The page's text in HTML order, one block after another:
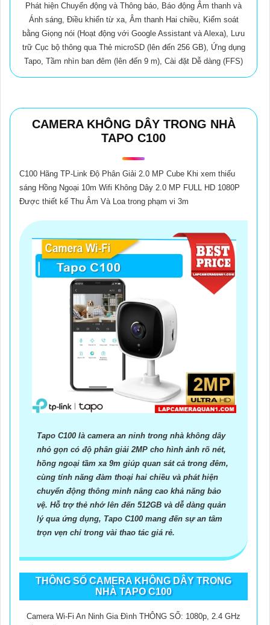
Phát hiện Chuyển động và Thông báo, Báo động Âm thanh và
Ánh sáng, Điều khiển từ xa, Âm thanh Hai chiều, Kiểm soát
bằng Giọng nói (Hoạt động với Google Assistant và Alexa), Lưu
trữ Cục bộ thông qua Thẻ microSD (lên đến 256 GB), Ứng dụng
Tapo, Tầm nhìn ban đêm (lên đến 9 m), Cài đặt Dễ dàng (FFS)
CAMERA KHÔNG DÂY TRONG NHÀ
TAPO C100
C100 Hãng TP-Link Độ Phân Giải 2.0 MP Cube Khi xem thiếu
sáng Hồng Ngoại 10m Wifi Không Dây 2.0 MP FULL HD 1080P
Được thiết kế Thu Âm Và Loa trong phạm vi 3m
Tapo C100 là camera an ninh trong nhà không dây
nhỏ gọn có độ phân giải 2MP cho hình ảnh rõ nét,
hồng ngoại tầm xa 9m giúp quan sát cả trong đêm,
cùng tính năng đàm thoại hai chiều và phát hiện
chuyển động thông minh nâng cao khả năng bảo
vệ. Hỗ trợ thẻ nhớ lên đến 512GB và dễ dàng quản
lý qua ứng dụng, Tapo C100 mang đến sự an tâm
trọn vẹn chỉ trong vài thao tác giá rẻ.
THÔNG SỐ CAMERA KHÔNG DÂY TRONG
NHÀ TAPO C100
Camera Wi-Fi An Ninh Gia Đình THÔNG SỐ: 1080p, 2.4 GHz